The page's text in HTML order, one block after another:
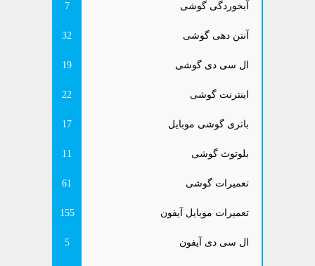
آبخوردگی گوشی 7
آنتن دهی گوشی 32
ال سی دی گوشی 19
اینترنت گوشی 22
باتری گوشی موبایل 17
بلوتوث گوشی 11
تعمیرات گوشی 61
تعمیرات موبایل آیفون 155
ال سی دی آیفون 5